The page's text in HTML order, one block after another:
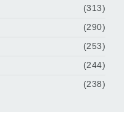
(313)
(290)
(253)
(244)
(238)